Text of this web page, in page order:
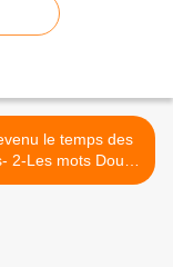
le temps des
2-Les mots Doubs
>